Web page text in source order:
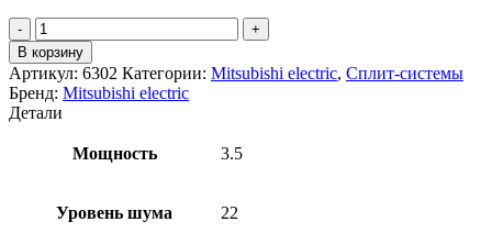
Количество
товара
Mitsubishi
electric
MSZ-
BT35VG/MUZ-
BT35VG
В корзину
Артикул: 6302 Категории: Mitsubishi electric, Сплит-системы
Бренд: Mitsubishi electric
Детали
Мощность 3.5
Уровень шума 22